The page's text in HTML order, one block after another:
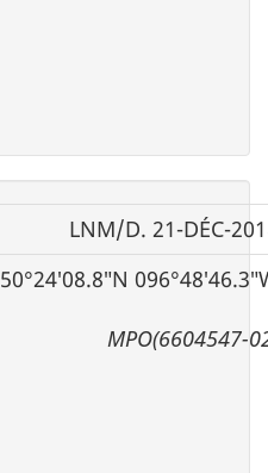
LNM/D. 21-DÉC-
50°24′08.8″N
MPO(6604547-